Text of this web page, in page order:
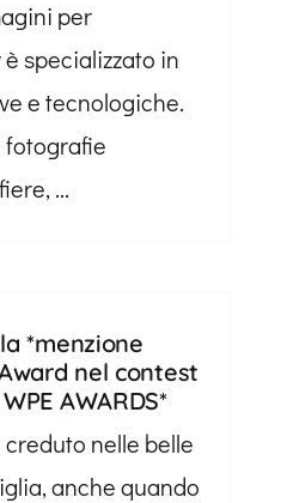
per
specializzato in
e tecnologiche.
fotografie
...
*menzione
nel contest
AWARDS*
nelle belle
anche quando